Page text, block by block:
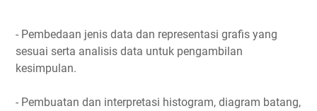
- Pembedaan jenis data dan representasi grafis yang
sesuai serta analisis data untuk pengambilan
kesimpulan.
- Pembuatan dan interpretasi histogram, diagram batang,